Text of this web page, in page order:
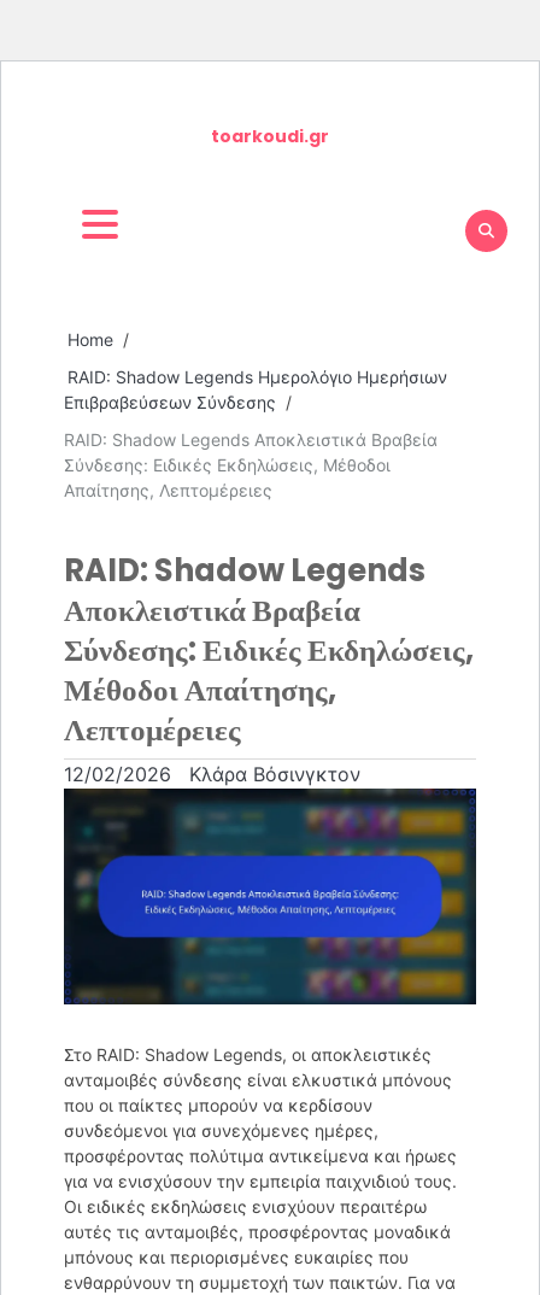
toarkoudi.gr
Home
RAID: Shadow Legends Ημερολόγιο Ημερήσιων
Επιβραβεύσεων Σύνδεσης
RAID: Shadow Legends Αποκλειστικά Βραβεία
Σύνδεσης: Ειδικές Εκδηλώσεις, Μέθοδοι
Απαίτησης, Λεπτομέρειες
RAID: Shadow Legends
Αποκλειστικά Βραβεία
Σύνδεσης: Ειδικές Εκδηλώσεις,
Μέθοδοι Απαίτησης,
Λεπτομέρειες
12/02/2026 Κλάρα Βόσινγκτον
Στο RAID: Shadow Legends, οι αποκλειστικές
ανταμοιβές σύνδεσης είναι ελκυστικά μπόνους
που οι παίκτες μπορούν να κερδίσουν
συνδεόμενοι για συνεχόμενες ημέρες,
προσφέροντας πολύτιμα αντικείμενα και ήρωες
για να ενισχύσουν την εμπειρία παιχνιδιού τους.
Οι ειδικές εκδηλώσεις ενισχύουν περαιτέρω
αυτές τις ανταμοιβές, προσφέροντας μοναδικά
μπόνους και περιορισμένες ευκαιρίες που
ενθαρρύνουν τη συμμετοχή των παικτών. Για να